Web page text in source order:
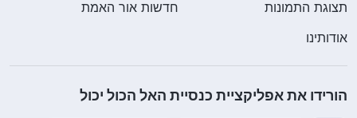
תצוגת התמונות
חדשות אור האמת
אודותינו
הורידו את אפליקציית כנסיית האל הכול יכול